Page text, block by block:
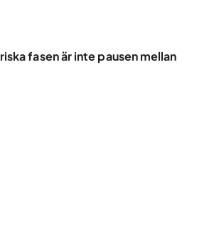
fasen är inte pausen mellan